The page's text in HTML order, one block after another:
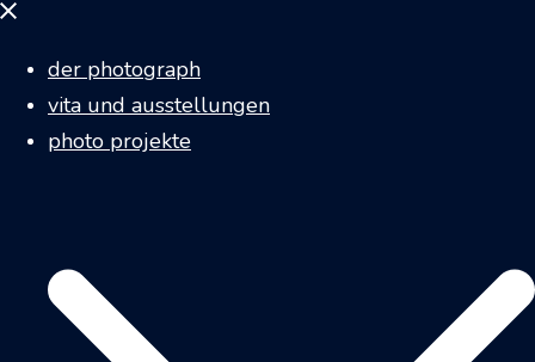
Menü
der photograph
vita und ausstellungen
photo projekte